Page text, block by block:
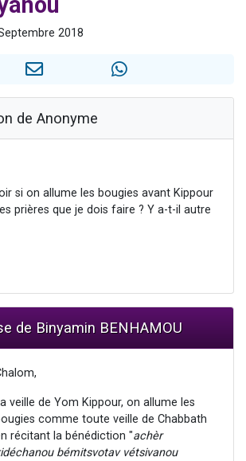
Il reste 49 places pour étudier en groupe sur Zoom
2018
de Anonyme
si on allume les bougies avant Kippour
prières que je dois faire ? Y a-t-il autre
de Binyamin BENHAMOU
veille de Yom Kippour, on allume les
comme toute veille de Chabbath
récitant la bénédiction "achèr
bémitsvotav vétsivanou